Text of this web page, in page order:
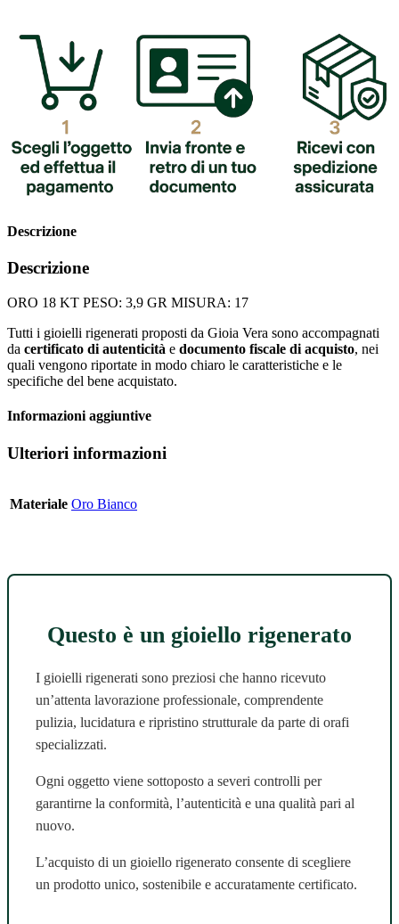
Descrizione
Descrizione
ORO 18 KT PESO: 3,9 GR MISURA: 17
Tutti i gioielli rigenerati proposti da Gioia Vera sono accompagnati
da certificato di autenticità e documento fiscale di acquisto, nei
quali vengono riportate in modo chiaro le caratteristiche e le
specifiche del bene acquistato.
Informazioni aggiuntive
Ulteriori informazioni
Materiale Oro Bianco
Questo è un gioiello rigenerato
I gioielli rigenerati sono preziosi che hanno ricevuto
un’attenta lavorazione professionale, comprendente
pulizia, lucidatura e ripristino strutturale da parte di orafi
specializzati.
Ogni oggetto viene sottoposto a severi controlli per
garantirne la conformità, l’autenticità e una qualità pari al
nuovo.
L’acquisto di un gioiello rigenerato consente di scegliere
un prodotto unico, sostenibile e accuratamente certificato.